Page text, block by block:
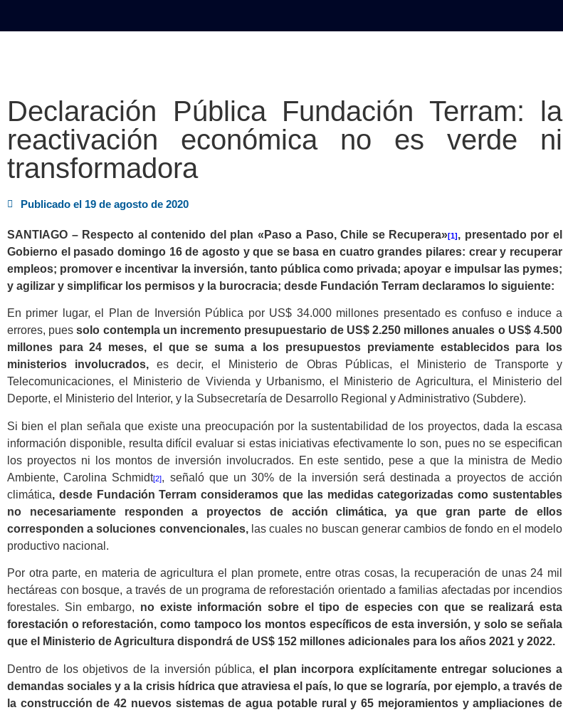
Declaración Pública Fundación Terram: la
reactivación económica no es verde ni
transformadora
Publicado el 19 de agosto de 2020
SANTIAGO – Respecto al contenido del plan «Paso a Paso, Chile se Recupera»[1], presentado por el
Gobierno el pasado domingo 16 de agosto y que se basa en cuatro grandes pilares: crear y recuperar
empleos; promover e incentivar la inversión, tanto pública como privada; apoyar e impulsar las pymes;
y agilizar y simplificar los permisos y la burocracia; desde Fundación Terram declaramos lo siguiente:
En primer lugar, el Plan de Inversión Pública por US$ 34.000 millones presentado es confuso e induce a
errores, puessolo contempla un incremento presupuestario de US$ 2.250 millones anuales o US$ 4.500
millones para 24 meses, el que se suma a los presupuestos previamente establecidos para los
ministerios involucrados,es decir, el Ministerio de Obras Públicas, el Ministerio de Transporte y
Telecomunicaciones, el Ministerio de Vivienda y Urbanismo, el Ministerio de Agricultura, el Ministerio del
Deporte, el Ministerio del Interior, y la Subsecretaría de Desarrollo Regional y Administrativo (Subdere).
Si bien el plan señala que existe una preocupación por la sustentabilidad de los proyectos, dada la escasa
información disponible, resulta difícil evaluar si estas iniciativas efectivamente lo son, pues no se especifican
los proyectos ni los montos de inversión involucrados. En este sentido, pese a que la ministra de Medio
Ambiente, Carolina Schmidt[2], señaló que un 30% de la inversión será destinada a proyectos de acción
climática, desde Fundación Terram consideramos que las medidas categorizadas como sustentables
no necesariamente responden a proyectos de acción climática, ya que gran parte de ellos
corresponden a soluciones convencionales,las cuales no buscan generar cambios de fondo en el modelo
productivo nacional.
Por otra parte, en materia de agricultura el plan promete, entre otras cosas, la recuperación de unas 24 mil
hectáreas con bosque, a través de un programa de reforestación orientado a familias afectadas por incendios
forestales. Sin embargo, no existe información sobre el tipo de especies con que se realizará esta
forestación o reforestación, como tampoco los montos específicos de esta inversión, y solo se señala
que el Ministerio de Agricultura dispondrá de US$ 152 millones adicionales para los años 2021 y 2022.
Dentro de los objetivos de la inversión pública,el plan incorpora explícitamente entregar soluciones a
demandas sociales y a la crisis hídrica que atraviesa el país, lo que se lograría, por ejemplo, a través de
la construcción de 42 nuevos sistemas de agua potable rural y 65 mejoramientos y ampliaciones de